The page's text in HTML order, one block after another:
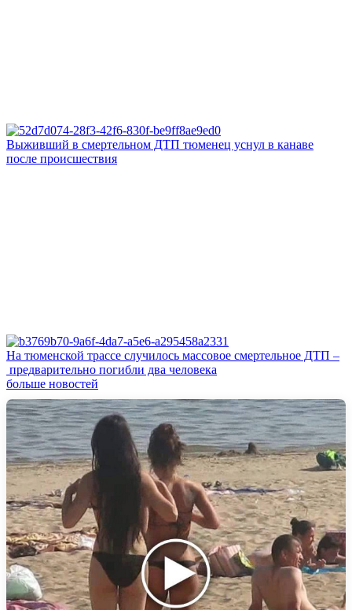
Выживший в смертельном ДТП тюменец уснул в канаве
после происшествия
На тюменской трассе случилось массовое смертельное ДТП –
предварительно погибли два человека
больше новостей